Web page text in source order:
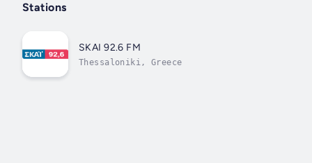
Stations
SKAI 92.6 FM
Thessaloniki, Greece